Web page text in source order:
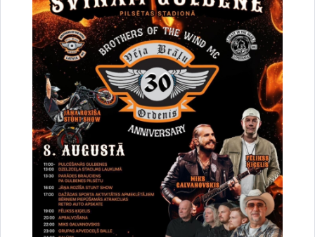
Vai šī informācija bija noderīga?
Sniegt atsauksmi